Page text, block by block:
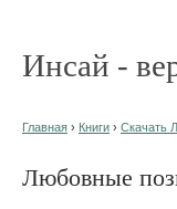
Инсай -
Главная › Книги › Скачать
Любовные